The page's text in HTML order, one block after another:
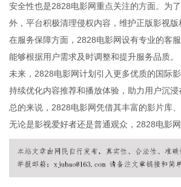
安全性也是2828电影网重点关注的方面。为
外，平台积极清理侵权内容，维护正版影视
在服务保障方面，2828电影网设有专业的客
能够根据用户需求及时调整和提升服务品质。
未来，2828电影网计划引入更多优质的国际
持续优化内容推荐和播放体验，助力用户沉
总的来说，2828电影网凭借其丰富的影片库
无论是影视爱好者还是普通观众，2828电影